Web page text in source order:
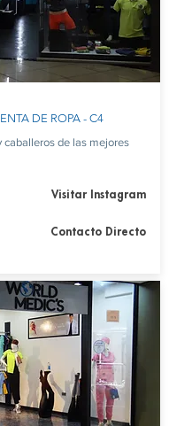
DE ROPA - C4
caballeros de las mejores
Visitar Instagram
Contacto Directo